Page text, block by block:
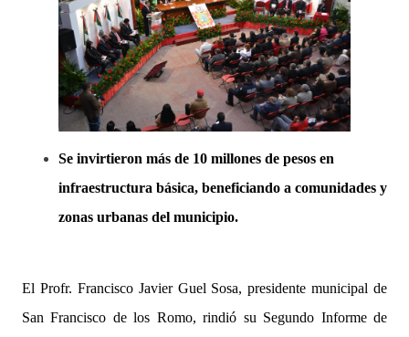
Se invirtieron más de 10 millones de pesos en
infraestructura básica, beneficiando a comunidades y
zonas urbanas del municipio.
El Profr. Francisco Javier Guel Sosa, presidente municipal de
San Francisco de los Romo, rindió su Segundo Informe de